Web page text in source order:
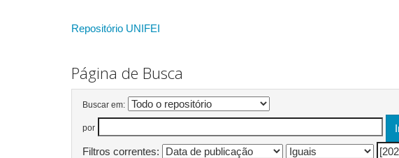
Repositório UNIFEI
Página de Busca
Buscar em:
por
Filtros correntes: